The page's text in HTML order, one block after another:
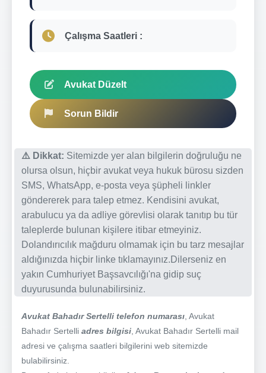
Çalışma Saatleri :
Avukat Düzelt
Sorun Bildir
⚠️ Dikkat: Sitemizde yer alan bilgilerin doğruluğu ne
olursa olsun, hiçbir avukat veya hukuk bürosu sizden
SMS, WhatsApp, e-posta veya şüpheli linkler
göndererek para talep etmez. Kendisini avukat,
arabulucu ya da adliye görevlisi olarak tanıtıp bu tür
taleplerde bulunan kişilere itibar etmeyiniz.
Dolandırıcılık mağduru olmamak için bu tarz mesajlar
aldığınızda hiçbir linke tıklamayınız.Dilerseniz en
yakın Cumhuriyet Başsavcılığı'na gidip suç
duyurusunda bulunabilirsiniz.
Avukat Bahadır Sertelli telefon numarası , Avukat
Bahadır Sertelli adres bilgisi , Avukat Bahadır Sertelli mail
adresi ve çalışma saatleri bilgilerini web sitemizde
bulabilirsiniz.